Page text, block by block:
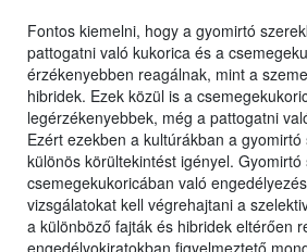
Fontos kiemelni, hogy a gyomirtó
pattogatni való kukorica és a
érzékenyebben reagálnak, mint a
hibridek. Ezek közül is a
legérzékenyebbek, még a pattogatni
Ezért ezekben a kultúrákban a
különös körültekintést igényel. Gyomirtó
csemegekukoricában való
vizsgálatokat kell végrehajtani a
a különböző fajták és hibridek eltérően